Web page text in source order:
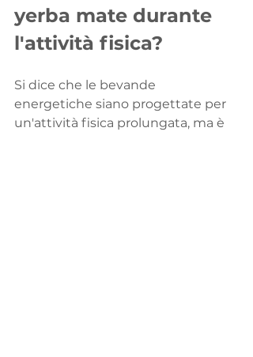
yerba mate durante
l'attività fisica?
Si dice che le bevande
energetiche siano progettate per
un'attività fisica prolungata, ma è